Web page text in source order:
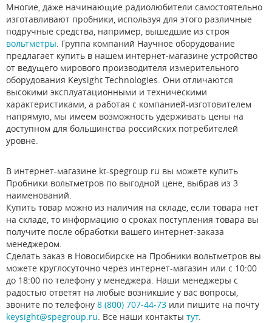
Многие, даже начинающие радиолюбители самостоятельно
изготавливают пробники, используя для этого различные
подручные средства, например, вышедшие из строя
вольтметры . Группа компаний Научное оборудование
предлагает купить в нашем интернет-магазине устройство
от ведущего мирового производителя измерительного
оборудования Keysight Technologies. Они отличаются
высокими эксплуатационными и техническими
характеристиками, а работая с компанией-изготовителем
напрямую, мы имеем возможность удерживать цены на
доступном для большинства российских потребителей
уровне.
В интернет-магазине kt-spegroup.ru вы можете купить
Пробники вольтметров по выгодной цене, выбрав из 3
наименований.
Купить товар можно из наличия на складе, если товара нет
на складе, то информацию о сроках поступления товара вы
получите после обработки вашего интернет-заказа
менеджером.
Сделать заказ в Новосибирске на Пробники вольтметров вы
можете круглосуточно через интернет-магазин или с 10:00
до 18:00 по телефону у менеджера. Наши менеджеры с
радостью ответят на любые возникшие у вас вопросы,
звоните по телефону 8 (800) 707-44-73 или пишите на почту
keysight@spegroup.ru . Все наши контакты тут.